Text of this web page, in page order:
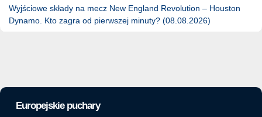
Wyjściowe składy na mecz New England Revolution – Houston
Dynamo. Kto zagra od pierwszej minuty? (08.08.2026)
Europejskie puchary